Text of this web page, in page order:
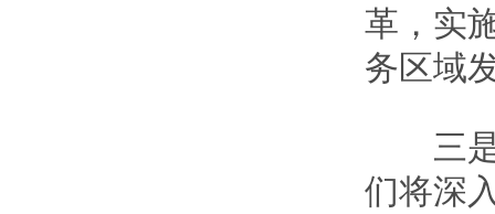
革，实
务区域
三是
们将深